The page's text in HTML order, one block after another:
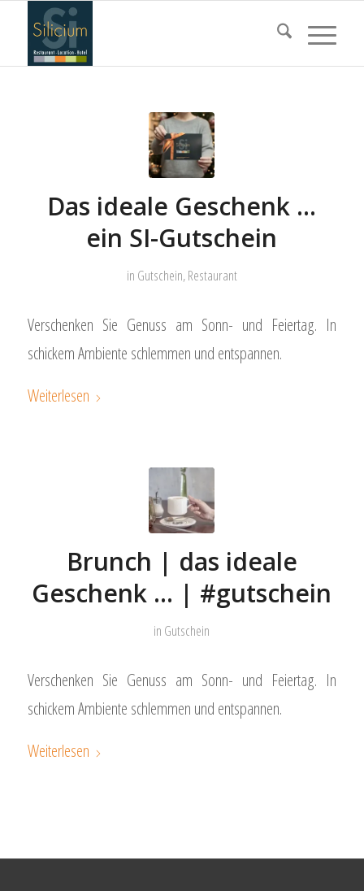
Das ideale Geschenk …
ein SI-Gutschein
in Gutschein,Restaurant
Verschenken Sie Genuss am Sonn- und Feiertag. In
schickem Ambiente schlemmen und entspannen.
Weiterlesen
Brunch | das ideale
Geschenk … | #gutschein
in Gutschein
Verschenken Sie Genuss am Sonn- und Feiertag. In
schickem Ambiente schlemmen und entspannen.
Weiterlesen